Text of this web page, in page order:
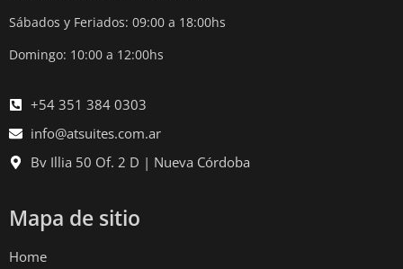
Sábados y Feriados: 09:00 a 18:00hs
Domingo: 10:00 a 12:00hs
+54 351 384 0303
info@atsuites.com.ar
Bv Illia 50 Of. 2 D | Nueva Córdoba
Mapa de sitio
Home